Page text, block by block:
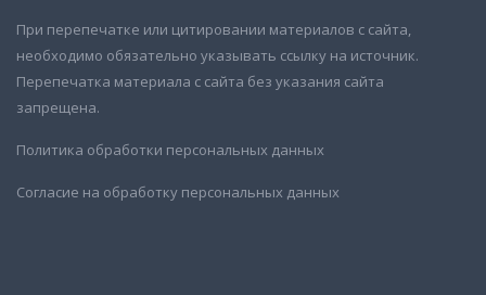
При перепечатке или цитировании материалов с сайта,
необходимо обязательно указывать ссылку на источник.
Перепечатка материала с сайта без указания сайта
запрещена.
Политика обработки персональных данных
Согласие на обработку персональных данных